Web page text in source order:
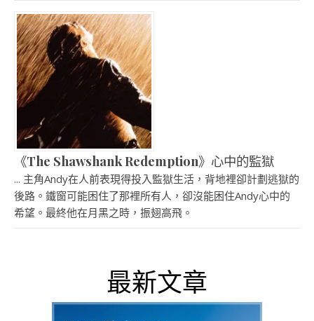
《The Shawshank Redemption》心中的監獄
... 主角Andy在人前表現得投入監獄生活，背地裡卻計劃逃獄的
後路。鐵窗可能困住了那裡所有人，卻沒能困住Andy心中的
希望。最終他在月黑之時，振翅高飛。
最新文章